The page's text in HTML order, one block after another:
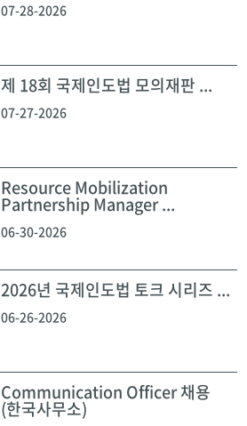
07-28-2026
제 18회 국제인도법 모의재판 ...
07-27-2026
Resource Mobilization
Partnership Manager ...
06-30-2026
2026년 국제인도법 토크 시리즈 ...
06-26-2026
Communication Officer 채용
(한국사무소)